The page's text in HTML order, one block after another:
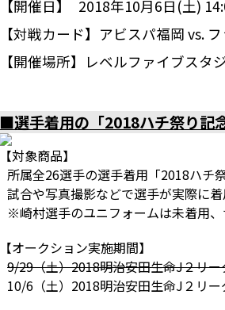
【開催日】
2018年10月6日(土)
【対戦カード】 アビスパ福岡 vs.
【開催場所】
レベルファイブスタ
■選手着用の「2018ハチ祭り記
【対象商品】
所属全26選手の選手着用「2018ハチ
試合や写真撮影などで選手が実際に
※崎村選手のユニフォームは未着用、
【オークション実施期間】
9/29（土）2018明治安田生命J２リ
10/6（土）2018明治安田生命J２リ